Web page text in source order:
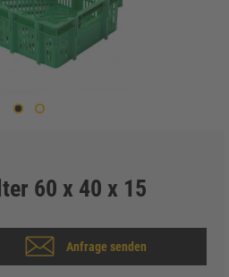
60 x 40 x 15
Anfrage senden